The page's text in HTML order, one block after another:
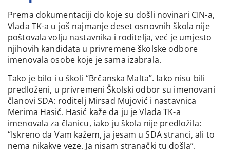
Prema dokumentaciji do koje su došli novinari CIN-a,
Vlada TK-a u još najmanje deset osnovnih škola nije
poštovala volju nastavnika i roditelja, već je umjesto
njihovih kandidata u privremene školske odbore
imenovala osobe koje je sama izabrala.
Tako je bilo i u školi “Brčanska Malta”. Iako nisu bili
predloženi, u privremeni Školski odbor su imenovani
članovi SDA: roditelj Mirsad Mujović i nastavnica
Merima Hasić. Hasić kaže da ju je Vlada TK-a
imenovala za članicu, iako ju škola nije predložila:
“Iskreno da Vam kažem, ja jesam u SDA stranci, ali to
nema nikakve veze. Ja nisam stranački tu došla”.